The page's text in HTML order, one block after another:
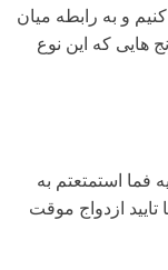
و به رابطه میان
هایی که این نوع
فما استمتعتم به
ازدواج موقت